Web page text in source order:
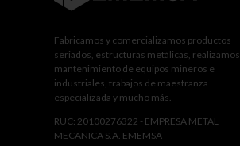
Fabricamos y comercializamos productos
seriados, estructuras metálicas, realizamos
mantenimiento de equipos mineros e
industriales, trabajos de maestranza
especializada y mucho más.
RUC: 20100276322 - EMPRESA METAL
MECANICA S.A. EMEMSA